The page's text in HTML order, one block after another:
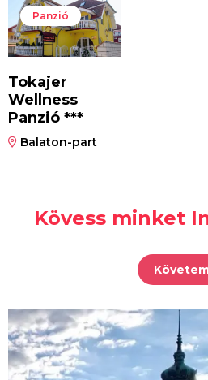
Panzió
Tokajer
Wellness
Panzió ***
Balaton-part
Kövess minket